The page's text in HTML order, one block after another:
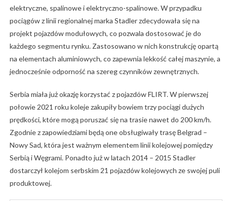
elektryczne, spalinowe i elektryczno-spalinowe. W przypadku
pociągów z linii regionalnej marka Stadler zdecydowała się na
projekt pojazdów modułowych, co pozwala dostosować je do
każdego segmentu rynku. Zastosowano w nich konstrukcję opartą
na elementach aluminiowych, co zapewnia lekkość całej maszynie, a
jednocześnie odporność na szereg czynników zewnętrznych.
Serbia miała już okazję korzystać z pojazdów FLIRT. W pierwszej
połowie 2021 roku koleje zakupiły bowiem trzy pociągi dużych
prędkości, które mogą poruszać się na trasie nawet do 200 km/h.
Zgodnie z zapowiedziami będą one obsługiwały trasę Belgrad –
Nowy Sad, która jest ważnym elementem linii kolejowej pomiędzy
Serbią i Węgrami. Ponadto już w latach 2014 – 2015 Stadler
dostarczył kolejom serbskim 21 pojazdów kolejowych ze swojej puli
produktowej.